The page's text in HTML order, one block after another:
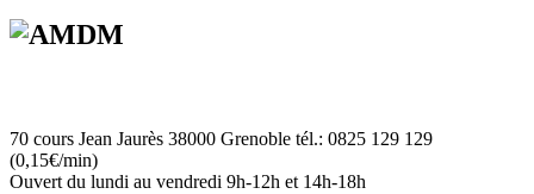
70 cours Jean Jaurès 38000 Grenoble tél.: 0825 129 129
(0,15€/min)
Ouvert du lundi au vendredi 9h-12h et 14h-18h